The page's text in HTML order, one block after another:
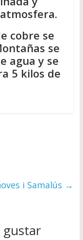
cobre se
se
agua y se
5 kilos de
i Samalús →
gustar